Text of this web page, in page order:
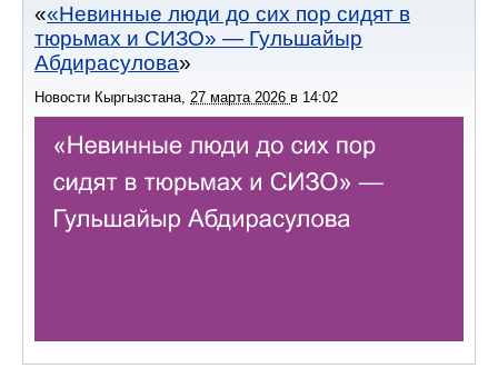
«Невинные люди до сих пор сидят в
тюрьмах и СИЗО» — Гульшайыр
Абдирасулова
Новости Кыргызстана, 27 марта 2026 в 14:02